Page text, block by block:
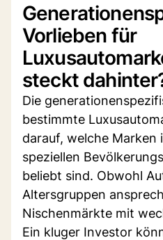
Vorlieben für
steckt
Die
bestimmte
darauf, welche Marken
speziellen
beliebt sind. Obwohl
Altersgruppen
Nischenmärkte mit
Ein kluger Investor